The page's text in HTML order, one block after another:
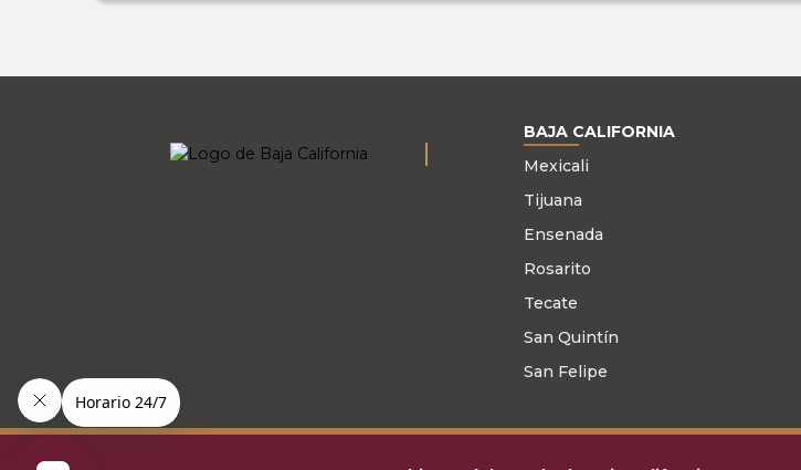
BAJA CALIFORNIA
Mexicali
Tijuana
Ensenada
Rosarito
Tecate
San Quintín
San Felipe